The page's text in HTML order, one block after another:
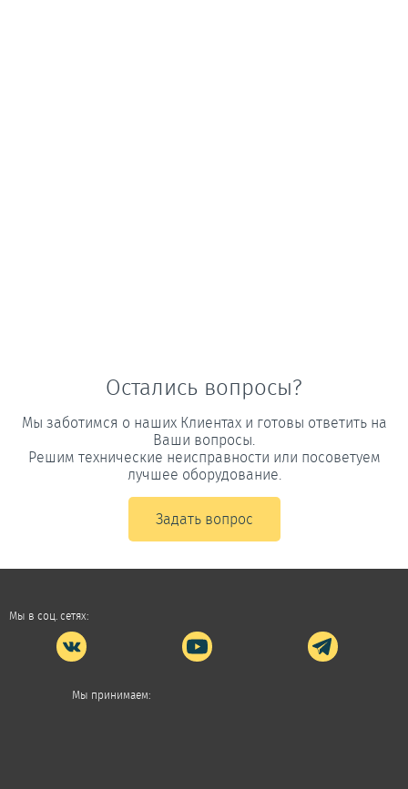
Остались вопросы?
Мы заботимся о наших Клиентах и готовы ответить на
Ваши вопросы.
Решим технические неисправности или посоветуем
лучшее оборудование.
Задать вопрос
Мы в соц. сетях:
Мы принимаем: